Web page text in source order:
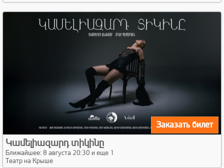
Заказать билет
Կամելիազարդ տիկինը
Ближайшее: 8 августа 20:30 и еще 1
Театр на Крыше